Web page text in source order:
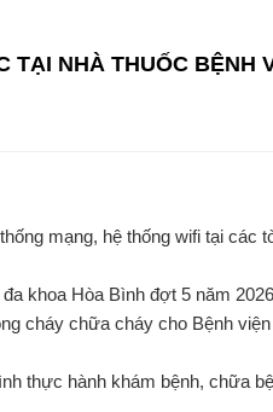
TẠI NHÀ THUỐC BỆNH
mạng, hệ thống wifi tại các
khoa Hòa Bình đợt 5 năm 2026
cháy chữa cháy cho Bệnh
thực hành khám bệnh, chữa